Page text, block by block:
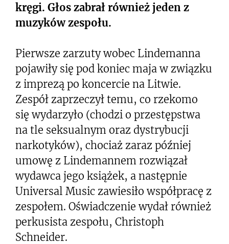
kręgi. Głos zabrał również jeden z
muzyków zespołu.
Pierwsze zarzuty wobec Lindemanna
pojawiły się pod koniec maja w związku
z imprezą po koncercie na Litwie.
Zespół zaprzeczył temu, co rzekomo
się wydarzyło (chodzi o przestępstwa
na tle seksualnym oraz dystrybucji
narkotyków), chociaż zaraz później
umowę z Lindemannem rozwiązał
wydawca jego książek, a następnie
Universal Music zawiesiło współpracę z
zespołem. Oświadczenie wydał również
perkusista zespołu, Christoph
Schneider.